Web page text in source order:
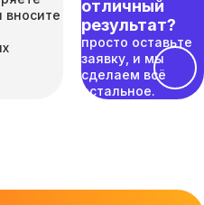
вносите
отличный
результат?
просто оставьте
заявку, и мы
сделаем всё
остальное.